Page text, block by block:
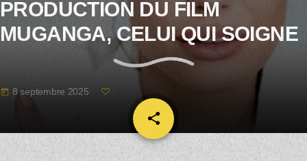
PRODUCTION DU FILM
MUGANGA, CELUI QUI SOIGNE
today 8 septembre 2025
share
email